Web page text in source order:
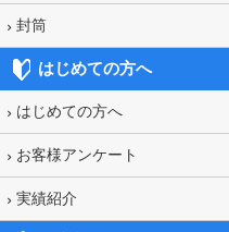
封筒
はじめての方へ
はじめての方へ
お客様アンケート
実績紹介